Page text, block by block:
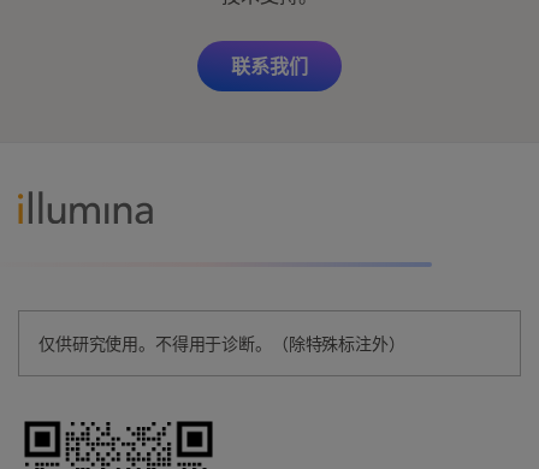
联系我们
仅供研究使用。不得用于诊断。（除特殊标注外）